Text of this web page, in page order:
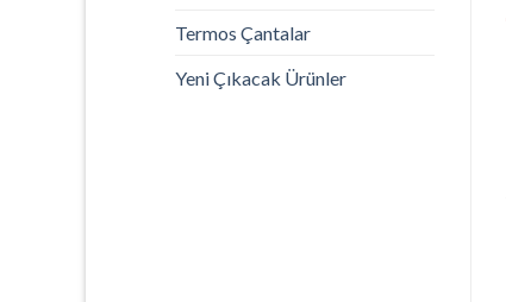
Termos Çantalar
Yeni Çıkacak Ürünler